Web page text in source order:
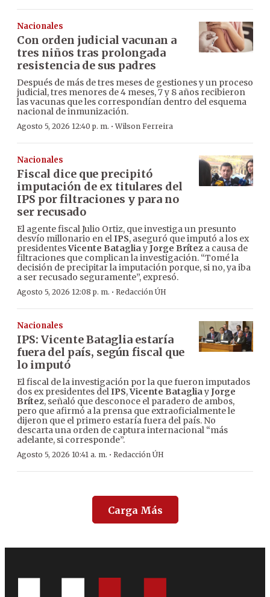
Nacionales
Con orden judicial vacunan a
tres niños tras prolongada
resistencia de sus padres
Después de más de tres meses de gestiones y un proceso
judicial, tres menores de 4 meses, 7 y 8 años recibieron
las vacunas que les correspondían dentro del esquema
nacional de inmunización.
Agosto 5, 2026 12:40 p. m. ·Wilson Ferreira
Nacionales
Fiscal dice que precipitó
imputación de ex titulares del
IPS por filtraciones y para no
ser recusado
El agente fiscal Julio Ortiz, que investiga un presunto
desvío millonario en elIPS, aseguró que imputó a los ex
presidentesVicente BatagliayJorge Brítez a causa de
filtraciones que complican la investigación. “Tomé la
decisión de precipitar la imputación porque, si no, ya iba
a ser recusado seguramente”, expresó.
Agosto 5, 2026 12:08 p. m. · Redacción ÚH
Nacionales
IPS: Vicente Bataglia estaría
fuera del país, según fiscal que
lo imputó
El fiscal de la investigación por la que fueron imputados
dos ex presidentes delIPS,Vicente BatagliayJorge
Brítez, señaló que desconoce el paradero de ambos,
pero que afirmó a la prensa que extraoficialmente le
dijeron que el primero estaría fuera del país. No
descarta una orden de captura internacional “más
adelante, si corresponde”.
Agosto 5, 2026 10:41 a. m. · Redacción ÚH
Carga Más